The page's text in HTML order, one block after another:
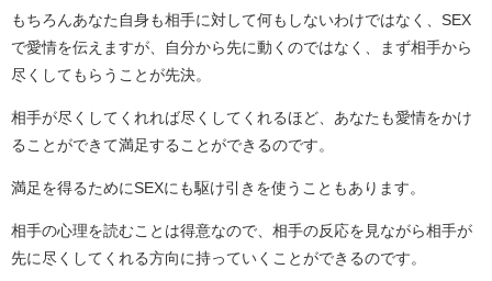
もちろんあなた自身も相手に対して何もしないわけではなく、SEX
で愛情を伝えますが、自分から先に動くのではなく、まず相手から
尽くしてもらうことが先決。
相手が尽くしてくれれば尽くしてくれるほど、あなたも愛情をかけ
ることができて満足することができるのです。
満足を得るためにSEXにも駆け引きを使うこともあります。
相手の心理を読むことは得意なので、相手の反応を見ながら相手が
先に尽くしてくれる方向に持っていくことができるのです。